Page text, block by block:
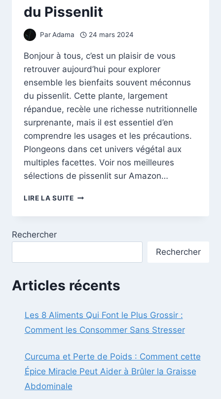
du Pissenlit
ParAdama 24 mars 2024
Bonjour à tous, c’est un plaisir de vous
retrouver aujourd’hui pour explorer
ensemble les bienfaits souvent méconnus
du pissenlit. Cette plante, largement
répandue, recèle une richesse nutritionnelle
surprenante, mais il est essentiel d’en
comprendre les usages et les précautions.
Plongeons dans cet univers végétal aux
multiples facettes. Voir nos meilleures
sélections de pissenlit sur Amazon…
LIRE LA SUITELE
DÉCOUVREZ
PISSENLIT
Rechercher
Rechercher
Articles récents
Les 8 Aliments Qui Font le Plus Grossir :
Comment les Consommer Sans Stresser
Curcuma et Perte de Poids : Comment cette
Épice Miracle Peut Aider à Brûler la Graisse
Abdominale